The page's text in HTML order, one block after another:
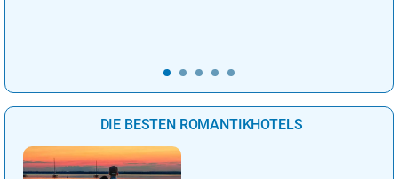
DIE BESTEN ROMANTIKHOTELS